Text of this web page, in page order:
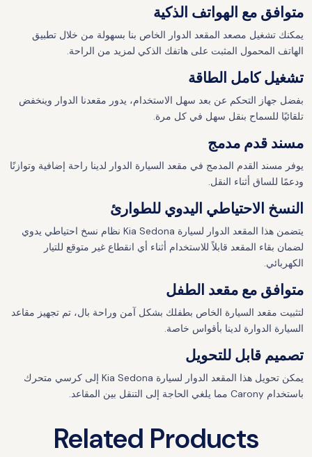
متوافق مع الهواتف الذكية
يمكنك تشغيل مصعد المقعد الدوار الخاص بنا بسهولة من خلال تطبيق
الهاتف المحمول المثبت على هاتفك الذكي لمزيد من الراحة.
تشغيل كامل الطاقة
بفضل جهاز التحكم عن بعد سهل الاستخدام، يدور مقعدنا الدوار وينخفض
تلقائيًا للسماح بنقل سهل في كل مرة.
مسند قدم مدمج
يوفر مسند القدم المدمج في مقعد السيارة الدوار لدينا راحة إضافية وتوازنًا
ودعمًا للساق أثناء النقل.
النسخ الاحتياطي اليدوي للطوارئ
يتضمن هذا المقعد الدوار لسيارة Kia Sedona نظام نسخ احتياطي يدوي
لضمان بقاء المقعد قابلاً للاستخدام أثناء أي انقطاع غير متوقع للتيار
الكهربائي.
متوافق مع مقعد الطفل
لتثبيت مقعد السيارة الخاص بطفلك بشكل آمن وراحة بال، تم تجهيز مقاعد
السيارة الدوارة لدينا بأقواس خاصة.
تصميم قابل للتحويل
يمكن تحويل هذا المقعد الدوار لسيارة Kia Sedona إلى كرسي متحرك
باستخدام Carony مما يلغي الحاجة إلى التنقل بين المقاعد.
Related Products